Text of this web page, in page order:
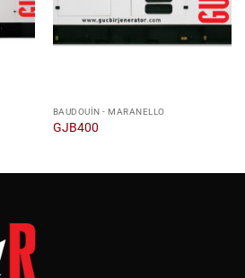
BAUDOUIN - MARANELLO
GJB400